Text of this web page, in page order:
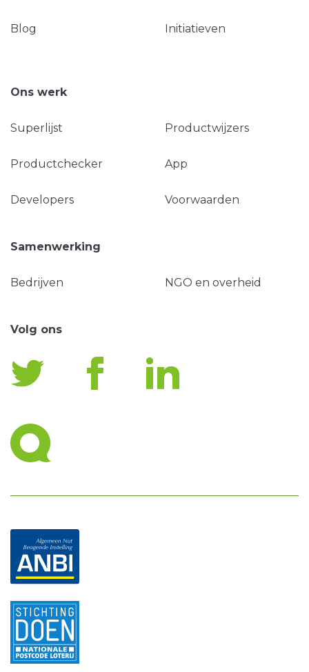
Blog Initiatieven
Ons werk
Superlijst Productwijzers
Productchecker App
Developers Voorwaarden
Samenwerking
Bedrijven NGO en overheid
Volg ons